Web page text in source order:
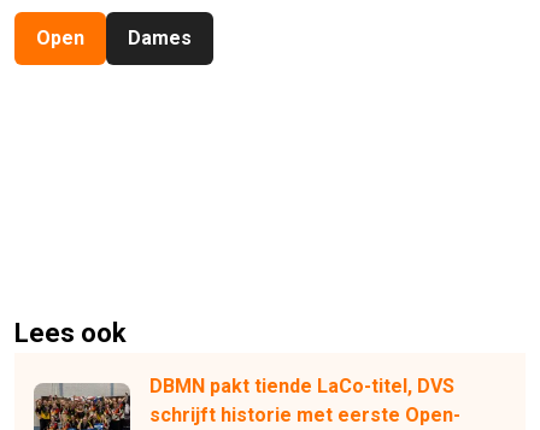
Open Dames
Lees ook
DBMN pakt tiende LaCo-titel, DVS
schrijft historie met eerste Open-